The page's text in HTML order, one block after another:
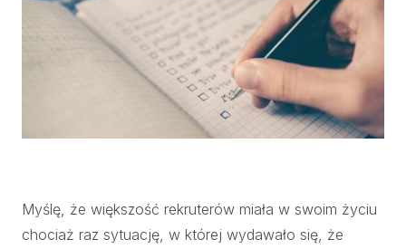
Myślę, że większość rekruterów miała w swoim życiu
chociaż raz sytuację, w której wydawało się, że